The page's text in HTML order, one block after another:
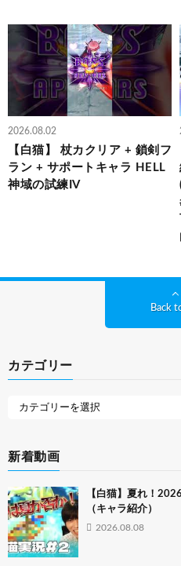
2026.08.02
【白猫】 杖カクリア + 鎖剣フ
ラン + サポートキャラ HELL
神域の試練IV
Back
カテゴリー
新着動画
【白猫】夏れ！
（キャラ紹介）
2026.08.08